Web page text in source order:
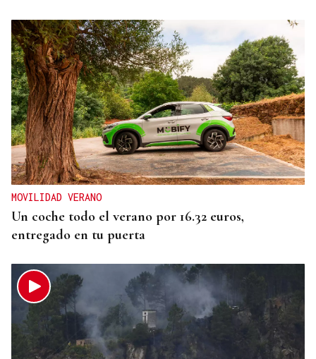
MOVILIDAD VERANO
Un coche todo el verano por 16.32 euros,
entregado en tu puerta